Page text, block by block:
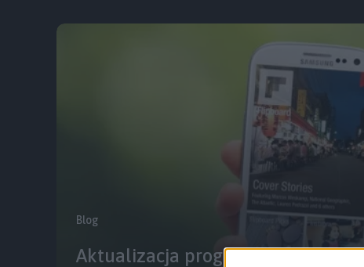
Blog
Aktualizacja programu Flipboard